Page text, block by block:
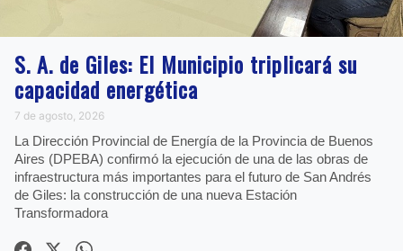
S. A. de Giles: El Municipio triplicará su
capacidad energética
7 de agosto, 2026
La Dirección Provincial de Energía de la Provincia de Buenos
Aires (DPEBA) confirmó la ejecución de una de las obras de
infraestructura más importantes para el futuro de San Andrés
de Giles: la construcción de una nueva Estación
Transformadora